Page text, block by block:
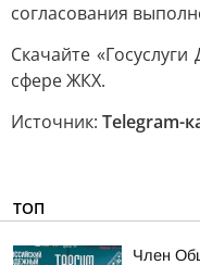
согласования
Скачайте
сфере ЖКХ.
Источник: Telegram-
ТОП
Член